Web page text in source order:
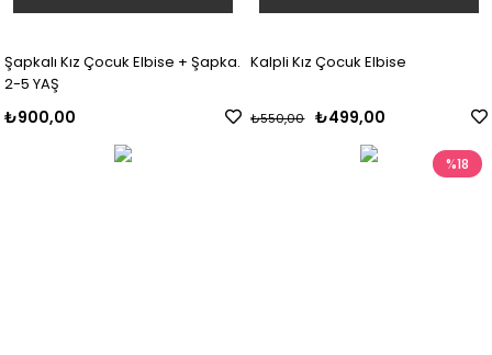
Şapkalı Kız Çocuk Elbise + Şapka.
2-5 YAŞ
₺900,00
Kalpli Kız Çocuk Elbise
₺499,00
₺550,00
%18